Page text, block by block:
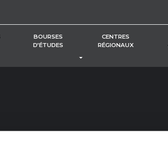
BOURSES
D’ÉTUDES
CENTRES
RÉGIONAUX
BASCULER LE MENU